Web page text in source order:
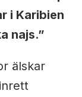
i Karibien
najs.”
älskar